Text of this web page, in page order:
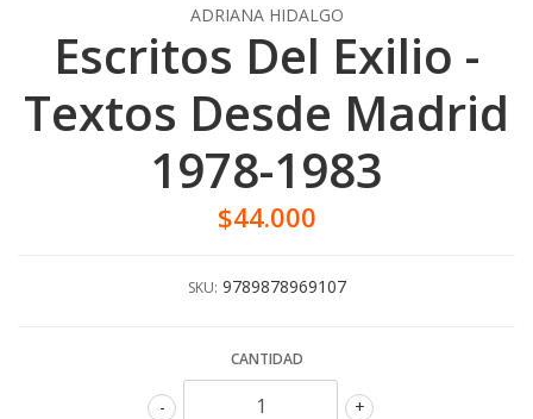
ADRIANA HIDALGO
Escritos Del Exilio -
Textos Desde Madrid
1978-1983
$44.000
SKU: 9789878969107
CANTIDAD
+
-